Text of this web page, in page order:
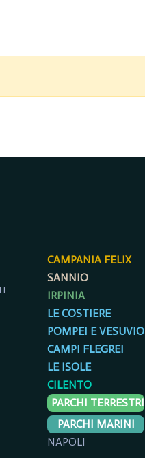
CAMPANIA FELIX
SANNIO
IRPINIA
LE COSTIERE
POMPEI E VESUVIO
CAMPI FLEGREI
LE ISOLE
CILENTO
PARCHI TERRESTRI
PARCHI MARINI
NAPOLI